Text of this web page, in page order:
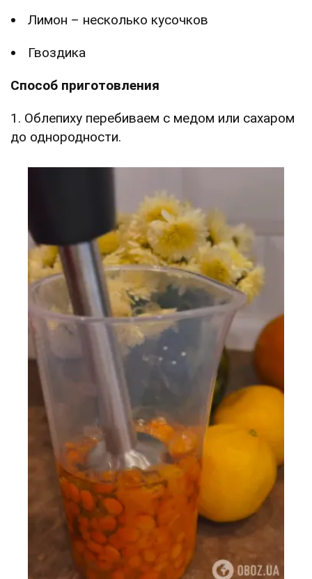
Лимон – несколько кусочков
Гвоздика
Способ приготовления
1. Облепиху перебиваем с медом или сахаром
до однородности.